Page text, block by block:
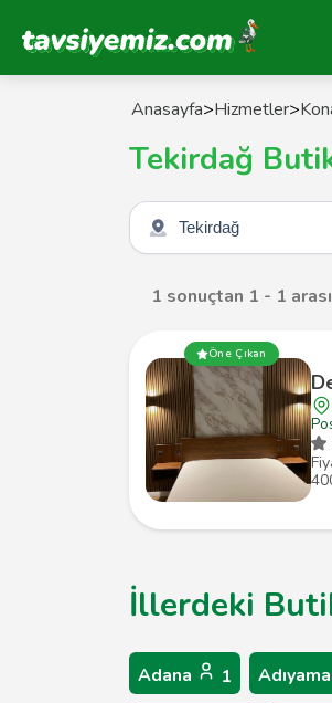
Tavsiyemiz Anasayfa
Anasayfa>Hizmetler>
Tekirdağ
Şehir seçin
1 sonuçtan 1 - 1
Öne Çıkan
İllerdeki
Adana 1